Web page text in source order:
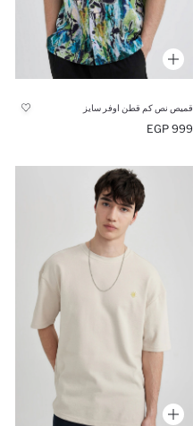
قميص نص كم قطن اوفر سايز
999 EGP